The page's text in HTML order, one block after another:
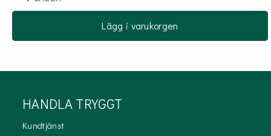
Lägg i varukorgen
HANDLA TRYGGT
Kundtjänst